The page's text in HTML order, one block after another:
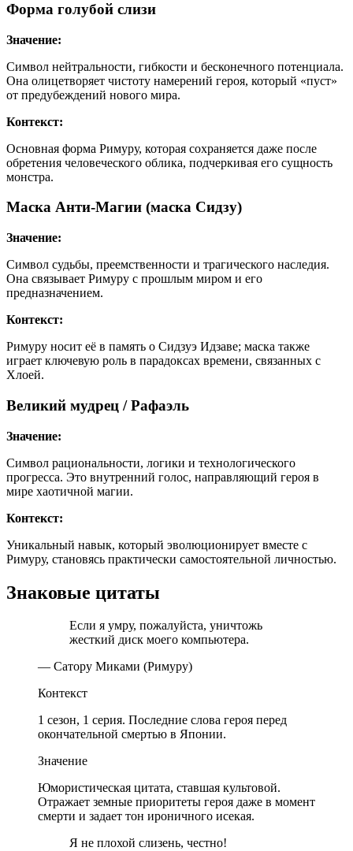
Форма голубой слизи
Значение:
Символ нейтральности, гибкости и бесконечного потенциала.
Она олицетворяет чистоту намерений героя, который «пуст»
от предубеждений нового мира.
Контекст:
Основная форма Римуру, которая сохраняется даже после
обретения человеческого облика, подчеркивая его сущность
монстра.
Маска Анти-Магии (маска Сидзу)
Значение:
Символ судьбы, преемственности и трагического наследия.
Она связывает Римуру с прошлым миром и его
предназначением.
Контекст:
Римуру носит её в память о Сидзуэ Идзаве; маска также
играет ключевую роль в парадоксах времени, связанных с
Хлоей.
Великий мудрец / Рафаэль
Значение:
Символ рациональности, логики и технологического
прогресса. Это внутренний голос, направляющий героя в
мире хаотичной магии.
Контекст:
Уникальный навык, который эволюционирует вместе с
Римуру, становясь практически самостоятельной личностью.
Знаковые цитаты
Если я умру, пожалуйста, уничтожь
жесткий диск моего компьютера.
— Сатору Миками (Римуру)
Контекст
1 сезон, 1 серия. Последние слова героя перед
окончательной смертью в Японии.
Значение
Юмористическая цитата, ставшая культовой.
Отражает земные приоритеты героя даже в момент
смерти и задает тон ироничного исекая.
Я не плохой слизень, честно!